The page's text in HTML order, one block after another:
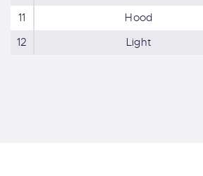
11
Hood
12
Light